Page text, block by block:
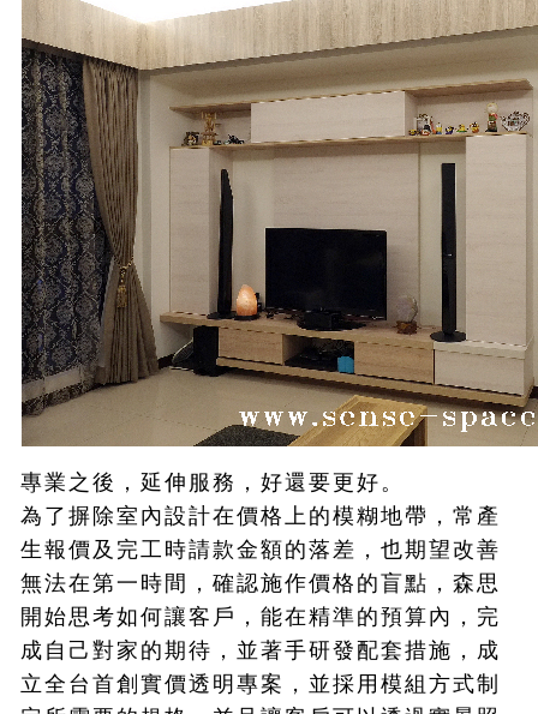
專業之後，延伸服務，好還要更好。
為了摒除室內設計在價格上的模糊地帶，常產
生報價及完工時請款金額的落差，也期望改善
無法在第一時間，確認施作價格的盲點，森思
開始思考如何讓客戶，能在精準的預算內，完
成自己對家的期待，並著手研發配套措施，成
立全台首創實價透明專案，並採用模組方式制